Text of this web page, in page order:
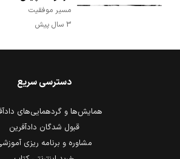
مسیر موفقیت
3 سال پیش
دسترسی سریع
همایش‌ها و گردهمایی‌های
قبول شدگان دادآفرین
مشاوره و برنامه ریزی